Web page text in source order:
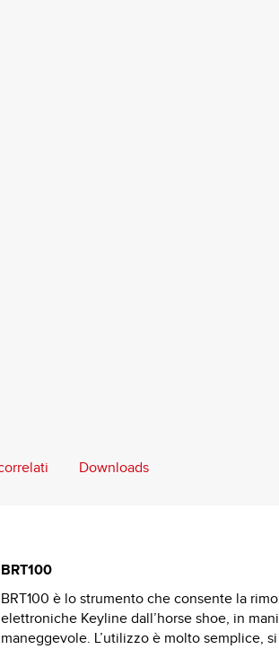
Downloads
BRT100
BRT100 è lo strumento che consente la
elettroniche Keyline dall’horse shoe, in
maneggevole. L’utilizzo è molto semplice,